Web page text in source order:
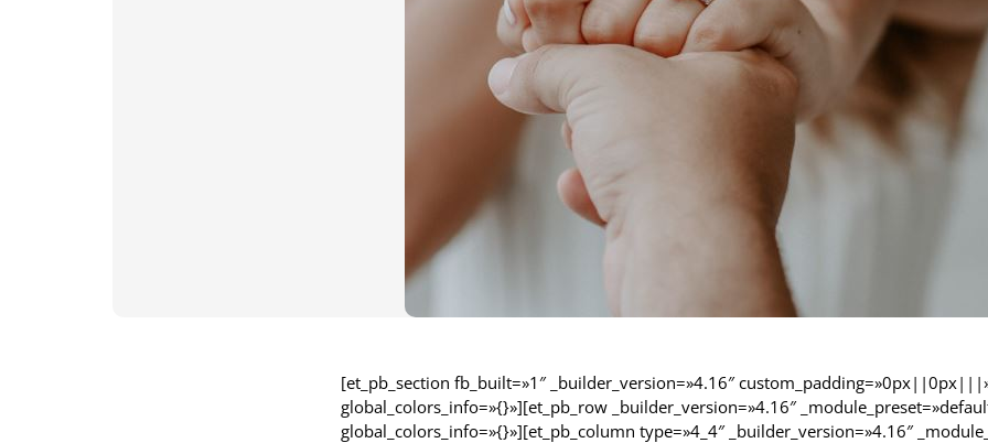
[et_pb_section fb_built=»1″ _builder_version=»4.16″
global_colors_info=»{}»][et_pb_row _builder_version=»4.16″
global_colors_info=»{}»][et_pb_column type=»4_4″ _builder_version=»4.16″